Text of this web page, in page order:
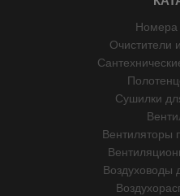
Номера
Очистители
Сушилки
Воздуховоды